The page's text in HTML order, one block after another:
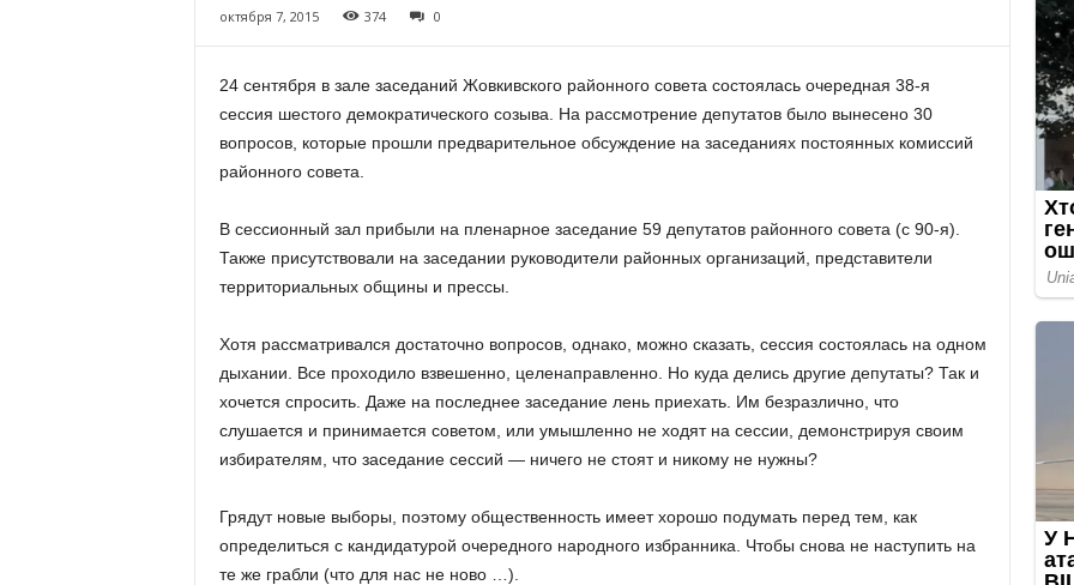
октября 7, 2015 374 0
24 сентября в зале заседаний Жовкивского районного совета состоялась очередная 38-я
сессия шестого демократического созыва. На рассмотрение депутатов было вынесено 30
вопросов, которые прошли предварительное обсуждение на заседаниях постоянных комиссий
районного совета.
В сессионный зал прибыли на пленарное заседание 59 депутатов районного совета (с 90-я).
Также присутствовали на заседании руководители районных организаций, представители
территориальных общины и прессы.
Хотя рассматривался достаточно вопросов, однако, можно сказать, сессия состоялась на одном
дыхании. Все проходило взвешенно, целенаправленно. Но куда делись другие депутаты? Так и
хочется спросить. Даже на последнее заседание лень приехать. Им безразлично, что
слушается и принимается советом, или умышленно не ходят на сессии, демонстрируя своим
избирателям, что заседание сессий — ничего не стоят и никому не нужны?
Грядут новые выборы, поэтому общественность имеет хорошо подумать перед тем, как
определиться с кандидатурой очередного народного избранника. Чтобы снова не наступить на
те же грабли (что для нас не ново …).